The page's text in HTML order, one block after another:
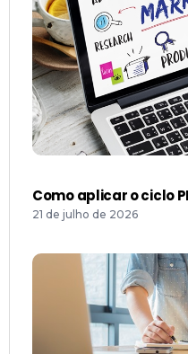
Como aplicar o ciclo
21 de julho de 2026